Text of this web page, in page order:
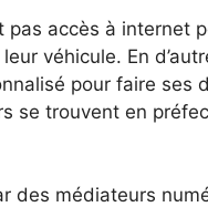
pas accès à internet
véhicule. En
pour faire ses
se trouvent en
des médiateurs